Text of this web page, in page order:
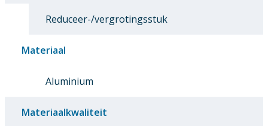
Reduceer-/vergrotingsstuk
Materiaal
Aluminium
Materiaalkwaliteit